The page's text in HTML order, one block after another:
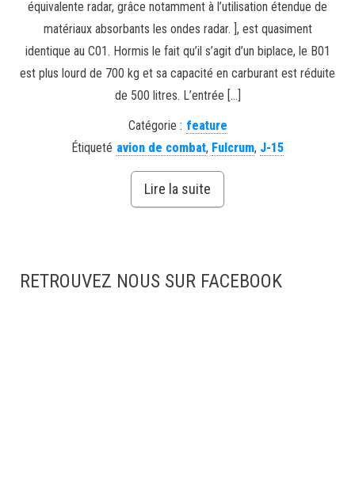
équivalente radar, grâce notamment à l’utilisation étendue de
matériaux absorbants les ondes radar. ], est quasiment
identique au C01. Hormis le fait qu’il s’agit d’un biplace, le B01
est plus lourd de 700 kg et sa capacité en carburant est réduite
de 500 litres. L’entrée […]
Catégorie : feature
Étiqueté avion de combat, Fulcrum, J-15
Lire la suite
RETROUVEZ NOUS SUR FACEBOOK